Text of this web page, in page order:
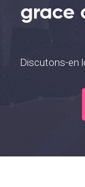
grace
Discutons-en